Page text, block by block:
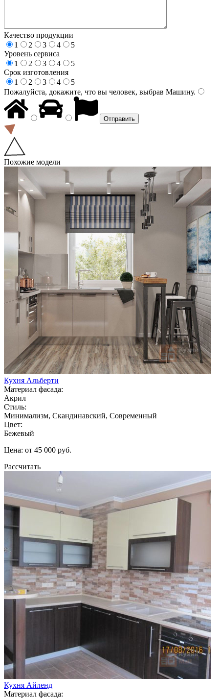
Качество продукции
1
2 3 4
5
Уровень сервиса
1
2 3 4
5
Срок изготовления
1
2 3 4
5
Пожалуйста, докажите, что вы человек, выбрав Машину.
Похожие модели
Кухня Альберти
Материал фасада:
Акрил
Стиль:
Минимализм, Скандинавский, Современный
Цвет:
Бежевый
Цена: от 45 000 руб.
Рассчитать
Кухня Айленд
Материал фасада: